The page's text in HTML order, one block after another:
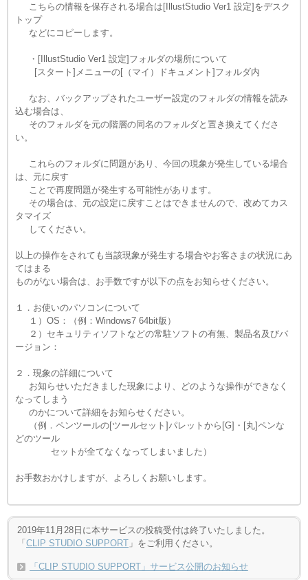
こちらの情報を保存される場合は[IllustStudio Ver1 設定]をデスク
トップ
などにコピーします。
・[IllustStudio Ver1 設定]フォルダの場所について
[スタート]メニューの[（マイ）ドキュメント]フォルダ内
なお、バックアップされたユーザー設定のフォルダの情報を読み
込む場合は、
そのフォルダを元の階層の同名のフォルダと置き換えてくださ
い。
これらのフォルダに問題があり、今回の現象が発生している場合
は、元に戻す
ことで再度問題が発生する可能性があります。
その場合は、元の設定に戻すことはできませんので、改めてカス
タマイズ
してください。
以上の操作をされても当該現象が発生する場合やお客さまの状況にあ
てはまる
ものがない場合は、お手数ですが以下の点をお知らせください。
１．お使いのパソコンについて
１）OS：（例：Windows7 64bit版）
２）セキュリティソフトなどの常駐ソフトの有無、製品名及びバ
ージョン：
２．現象の詳細について
お知らせいただきました現象により、どのような操作ができなく
なってしまう
のかについて詳細をお知らせください。
（例．ペンツールの[ツールセット]パレットから[G]・[丸]ペンな
どのツール
セットが全てなくなってしまいました）
お手数おかけしますが、よろしくお願いします。
2019年11月28日に本サービスの投稿受付は終了いたしました。
「 CLIP STUDIO SUPPORT 」をご利用ください。
「CLIP STUDIO SUPPORT」サービス公開のお知らせ